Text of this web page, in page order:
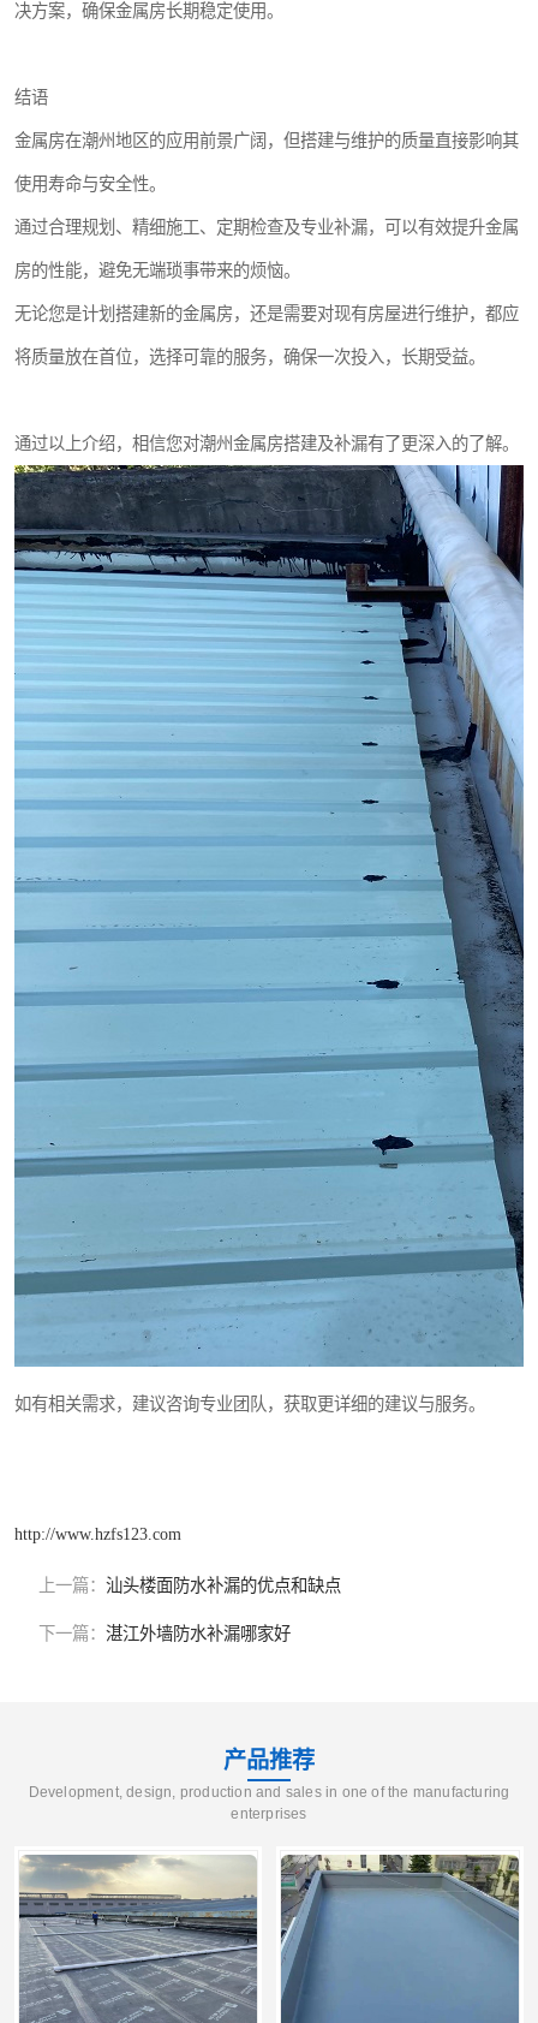
决方案，确保金属房长期稳定使用。
结语
金属房在潮州地区的应用前景广阔，但搭建与维护的质量直接影响其
使用寿命与安全性。
通过合理规划、精细施工、定期检查及专业补漏，可以有效提升金属
房的性能，避免无端琐事带来的烦恼。
无论您是计划搭建新的金属房，还是需要对现有房屋进行维护，都应
将质量放在首位，选择可靠的服务，确保一次投入，长期受益。
通过以上介绍，相信您对潮州金属房搭建及补漏有了更深入的了解。
如有相关需求，建议咨询专业团队，获取更详细的建议与服务。
http://www.hzfs123.com
上一篇： 汕头楼面防水补漏的优点和缺点
下一篇： 湛江外墙防水补漏哪家好
产品推荐
Development, design, production and sales in one of the manufacturing
enterprises